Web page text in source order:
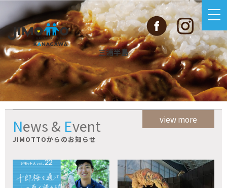
三浦半島
News & Event
JIMOTTOからのお知らせ
view more